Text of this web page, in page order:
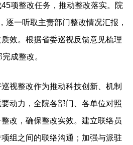
项整改任务，推动整改落实。院
逐一听取主责部门整改情况汇报，
效。根据省委巡视反馈意见梳理
成整改。
整改作为推动科技创新、机制
动力，全院各部门、各单位对照
改，确保整改实效。建立联络员
组之间的联络沟通；加强与派驻